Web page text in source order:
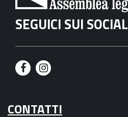
SEGUICI SUI SOCIAL
F
c
I
s
CONTATTI